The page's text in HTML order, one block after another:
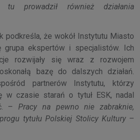
tu prowadził również działania
podkreśla, że wokół Instytutu Miasto
grupa ekspertów i specjalistów. Ich
rozwijały się wraz z rozwojem
bazę do dalszych działań.
partnerów Instytutu, którzy
w czasie starań o tytuł ESK, nadal
–Pracy na pewno nie zabraknie,
tytułu Polskiej Stolicy Kultury–